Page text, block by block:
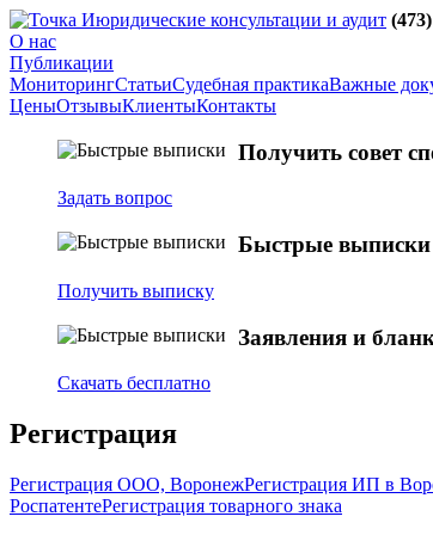
юридические консультации и аудит (473)
О нас
Публикации
МониторингСтатьиСудебная практикаВажные
ЦеныОтзывыКлиентыКонтакты
Получить совет
Задать вопрос
Быстрые
Получить выписку
Заявления и
Скачать бесплатно
Регистрация
Регистрация ООО, ВоронежРегистрация ИП в
РоспатентеРегистрация товарного знака